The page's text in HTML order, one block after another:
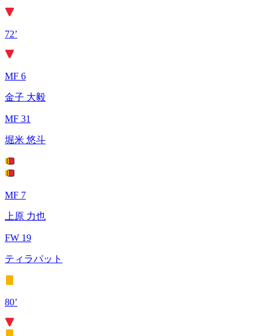
72’
MF 6
金子 大毅
MF 31
堀米 悠斗
MF 7
上原 力也
FW 19
ティラパット
80’